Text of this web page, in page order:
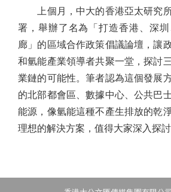
上個月，中大的香港亞太研究所
署，舉辦了名為「打造香港、深
廊」的區域合作政策倡議論壇，讓
和氫能產業領導者共聚一堂，探討
業鏈的可能性。筆者認為這個發展
的北部都會區、數據中心、公共巴
能源，像氫能這種不產生排放的乾
理想的解決方案，值得大家深入探討